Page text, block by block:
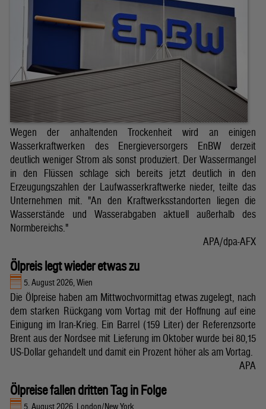
Wegen der anhaltenden Trockenheit wird an einigen
Wasserkraftwerken des Energieversorgers EnBW derzeit
deutlich weniger Strom als sonst produziert. Der Wassermangel
in den Flüssen schlage sich bereits jetzt deutlich in den
Erzeugungszahlen der Laufwasserkraftwerke nieder, teilte das
Unternehmen mit. "An den Kraftwerksstandorten liegen die
Wasserstände und Wasserabgaben aktuell außerhalb des
Normbereichs."
APA/dpa-AFX
Ölpreis legt wieder etwas zu
5. August 2026, Wien
Die Ölpreise haben am Mittwochvormittag etwas zugelegt, nach
dem starken Rückgang vom Vortag mit der Hoffnung auf eine
Einigung im Iran-Krieg. Ein Barrel (159 Liter) der Referenzsorte
Brent aus der Nordsee mit Lieferung im Oktober wurde bei 80,15
US-Dollar gehandelt und damit ein Prozent höher als am Vortag.
APA
Ölpreise fallen dritten Tag in Folge
5. August 2026, London/New York